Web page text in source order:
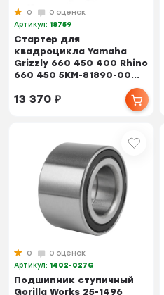
0
0 оценок
Артикул:18759
Стартер для
квадроцикла Yamaha
Grizzly 660 450 400 Rhino
660 450 5KM-81890-00...
13 370₽
0
0 оценок
Артикул:1402-027G
Подшипник ступичный
Gorilla Works 25-1496